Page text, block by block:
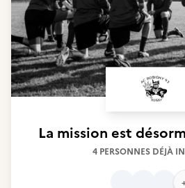
La mission est
4 PERSONNES DÉJÀ